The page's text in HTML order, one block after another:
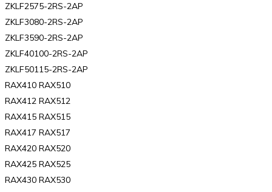
ZKLF2575-2RS-2AP
ZKLF3080-2RS-2AP
ZKLF3590-2RS-2AP
ZKLF40100-2RS-2AP
ZKLF50115-2RS-2AP
RAX410 RAX510
RAX412 RAX512
RAX415 RAX515
RAX417 RAX517
RAX420 RAX520
RAX425 RAX525
RAX430 RAX530